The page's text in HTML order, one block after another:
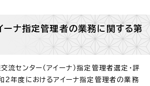
ーナ指定管理者の業務に関する第
流センター（アイーナ）指定管理者選定・評
2年度におけるアイーナ指定管理者の業務